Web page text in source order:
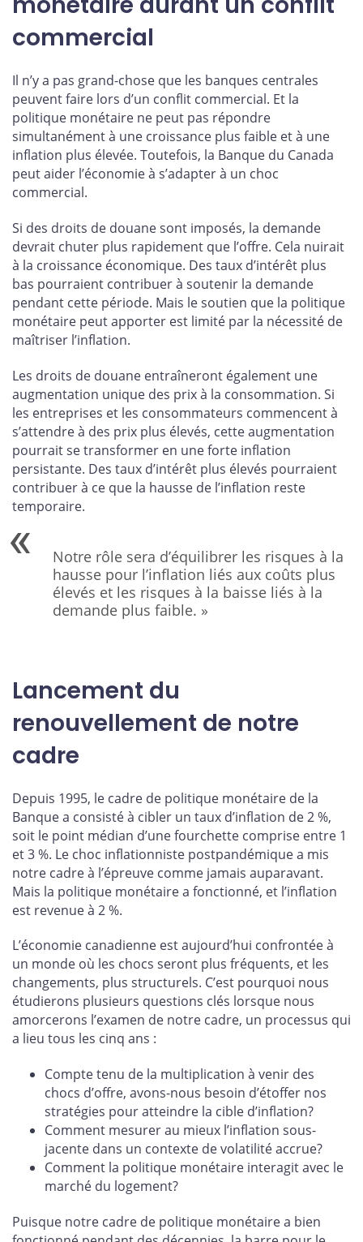
commercial
Il n’y a pas grand-chose que les banques centrales
peuvent faire lors d’un conflit commercial. Et la
politique monétaire ne peut pas répondre
simultanément à une croissance plus faible et à une
inflation plus élevée. Toutefois, la Banque du Canada
peut aider l’économie à s’adapter à un choc
commercial.
Si des droits de douane sont imposés, la demande
devrait chuter plus rapidement que l’offre. Cela nuirait
à la croissance économique. Des taux d’intérêt plus
bas pourraient contribuer à soutenir la demande
pendant cette période. Mais le soutien que la politique
monétaire peut apporter est limité par la nécessité de
maîtriser l’inflation.
Les droits de douane entraîneront également une
augmentation unique des prix à la consommation. Si
les entreprises et les consommateurs commencent à
s’attendre à des prix plus élevés, cette augmentation
pourrait se transformer en une forte inflation
persistante. Des taux d’intérêt plus élevés pourraient
contribuer à ce que la hausse de l’inflation reste
temporaire.
Notre rôle sera d’équilibrer les risques à la
hausse pour l’inflation liés aux coûts plus
élevés et les risques à la baisse liés à la
demande plus faible. »
Lancement du
renouvellement de notre
cadre
Depuis 1995, le cadre de politique monétaire de la
Banque a consisté à cibler un taux d’inflation de 2 %,
soit le point médian d’une fourchette comprise entre 1
et 3 %. Le choc inflationniste postpandémique a mis
notre cadre à l’épreuve comme jamais auparavant.
Mais la politique monétaire a fonctionné, et l’inflation
est revenue à 2 %.
L’économie canadienne est aujourd’hui confrontée à
un monde où les chocs seront plus fréquents, et les
changements, plus structurels. C’est pourquoi nous
étudierons plusieurs questions clés lorsque nous
amorcerons l’examen de notre cadre, un processus qui
a lieu tous les cinq ans :
Compte tenu de la multiplication à venir des
chocs d’offre, avons-nous besoin d’étoffer nos
stratégies pour atteindre la cible d’inflation?
Comment mesurer au mieux l’inflation sous-
jacente dans un contexte de volatilité accrue?
Comment la politique monétaire interagit avec le
marché du logement?
Puisque notre cadre de politique monétaire a bien